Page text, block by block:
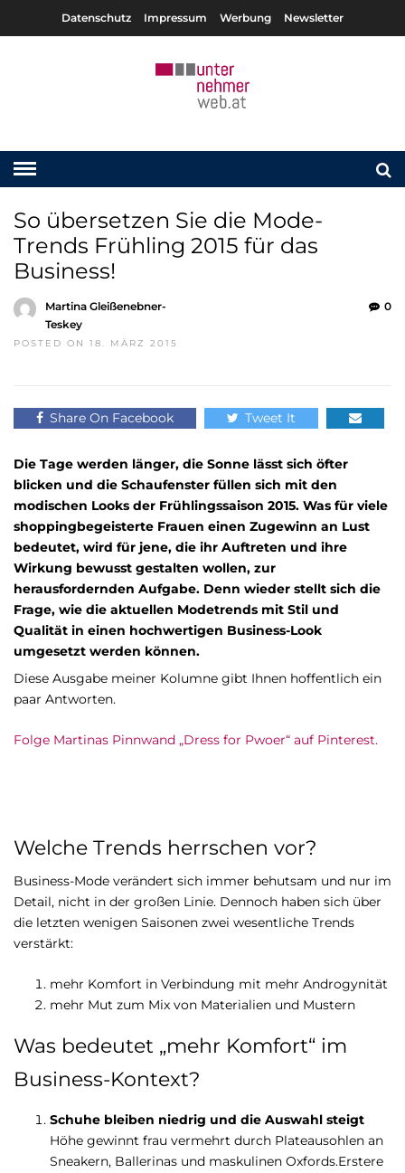
Datenschutz Impressum Werbung Newsletter
So übersetzen Sie die Mode-
Trends Frühling 2015 für das
Business!
Martina Gleißenebner-
Teskey
POSTED ON 18. MÄRZ 2015
0
Share On Facebook Tweet It
Die Tage werden länger, die Sonne lässt sich öfter
blicken und die Schaufenster füllen sich mit den
modischen Looks der Frühlingssaison 2015. Was für viele
shoppingbegeisterte Frauen einen Zugewinn an Lust
bedeutet, wird für jene, die ihr Auftreten und ihre
Wirkung bewusst gestalten wollen, zur
herausfordernden Aufgabe. Denn wieder stellt sich die
Frage, wie die aktuellen Modetrends mit Stil und
Qualität in einen hochwertigen Business-Look
umgesetzt werden können.
Diese Ausgabe meiner Kolumne gibt Ihnen hoffentlich ein
paar Antworten.
Folge Martinas Pinnwand „Dress for Pwoer“ auf Pinterest.
Welche Trends herrschen vor?
Business-Mode verändert sich immer behutsam und nur im
Detail, nicht in der großen Linie. Dennoch haben sich über
die letzten wenigen Saisonen zwei wesentliche Trends
verstärkt:
mehr Komfort in Verbindung mit mehr Androgynität
mehr Mut zum Mix von Materialien und Mustern
Was bedeutet „mehr Komfort“ im
Business-Kontext?
Schuhe bleiben niedrig und die Auswahl steigt
Höhe gewinnt frau vermehrt durch Plateausohlen an
Sneakern, Ballerinas und maskulinen Oxfords.Erstere